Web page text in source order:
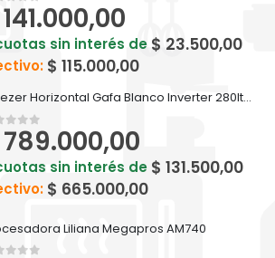
of 5
141.000,00
sin interés de $ 23.500,00
$ 115.000,00
Freezer Horizontal Gafa Blanco Inverter 280lts FGHI300B-L
of 5
789.000,00
sin interés de $ 131.500,00
$ 665.000,00
Liliana Megapros AM740